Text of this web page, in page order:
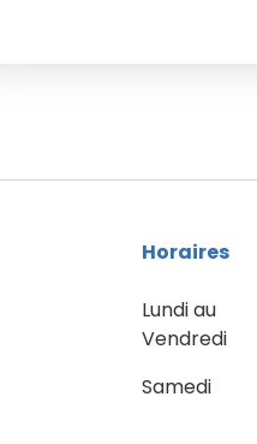
Horaires
Lundi au
Vendredi
Samedi